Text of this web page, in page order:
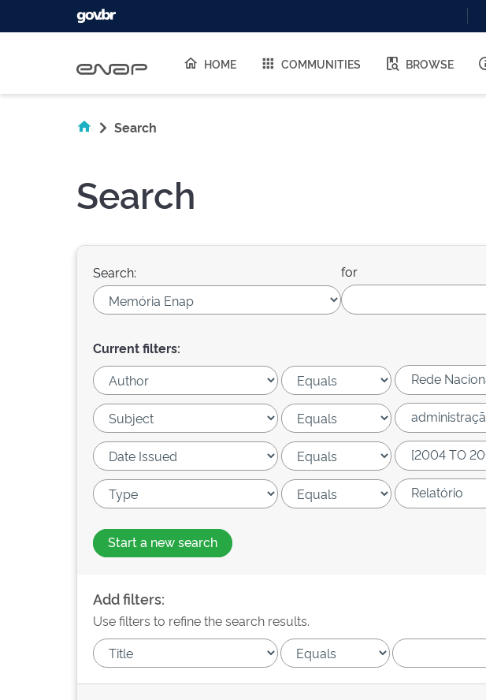
HOME COMMUNITIES BROWSE
Search
Search
Search: for
Current filters:
Start a new search
Add filters:
Use filters to refine the search results.